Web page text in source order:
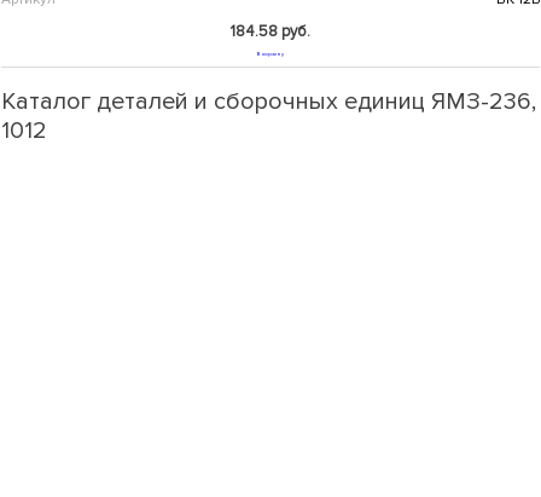
184.58 руб.
В корзину
Каталог деталей и сборочных единиц ЯМЗ-236,
1012